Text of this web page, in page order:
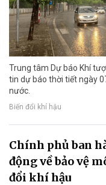
Trung tâm Dự báo Khí
tin dự báo thời tiết ngày
nước.
Biến đổi khí hậu
Chính phủ ban
động về bảo vệ
đổi khí hậu